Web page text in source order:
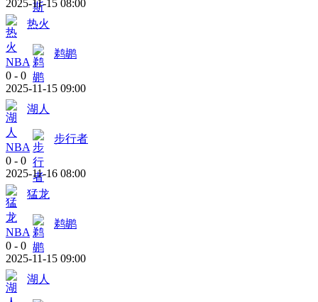
2025-11-15 08:00
热火
NBA
鹈鹕
0 - 0
2025-11-15 09:00
湖人
NBA
步行者
0 - 0
2025-11-16 08:00
猛龙
NBA
鹈鹕
0 - 0
2025-11-15 09:00
湖人